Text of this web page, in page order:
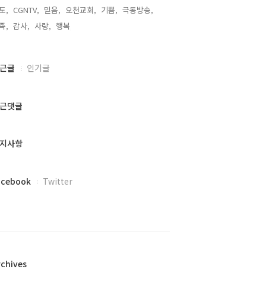
, CGNTV, 믿음, 오천교회, 기쁨, 극동방송,
, 감사, 사랑, 행복,
글 인기글
댓글
사항
Twitter